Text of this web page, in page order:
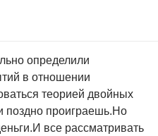
определили
в отношении
теорией двойных
поздно проиграешь.Но
все рассматривать